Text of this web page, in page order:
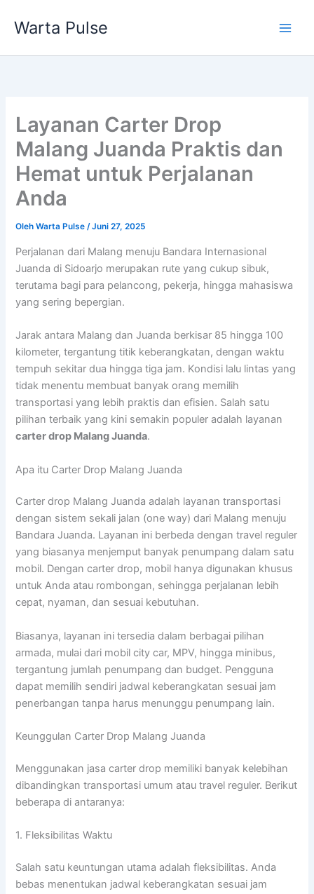
Warta Pulse
Layanan Carter Drop
Malang Juanda Praktis dan
Hemat untuk Perjalanan
Anda
OlehWarta Pulse/Juni 27, 2025
Perjalanan dari Malang menuju Bandara Internasional
Juanda di Sidoarjo merupakan rute yang cukup sibuk,
terutama bagi para pelancong, pekerja, hingga mahasiswa
yang sering bepergian.
Jarak antara Malang dan Juanda berkisar 85 hingga 100
kilometer, tergantung titik keberangkatan, dengan waktu
tempuh sekitar dua hingga tiga jam. Kondisi lalu lintas yang
tidak menentu membuat banyak orang memilih
transportasi yang lebih praktis dan efisien. Salah satu
pilihan terbaik yang kini semakin populer adalah layanan
carter drop Malang Juanda.
Apa itu Carter Drop Malang Juanda
Carter drop Malang Juanda adalah layanan transportasi
dengan sistem sekali jalan (one way) dari Malang menuju
Bandara Juanda. Layanan ini berbeda dengan travel reguler
yang biasanya menjemput banyak penumpang dalam satu
mobil. Dengan carter drop, mobil hanya digunakan khusus
untuk Anda atau rombongan, sehingga perjalanan lebih
cepat, nyaman, dan sesuai kebutuhan.
Biasanya, layanan ini tersedia dalam berbagai pilihan
armada, mulai dari mobil city car, MPV, hingga minibus,
tergantung jumlah penumpang dan budget. Pengguna
dapat memilih sendiri jadwal keberangkatan sesuai jam
penerbangan tanpa harus menunggu penumpang lain.
Keunggulan Carter Drop Malang Juanda
Menggunakan jasa carter drop memiliki banyak kelebihan
dibandingkan transportasi umum atau travel reguler. Berikut
beberapa di antaranya:
1. Fleksibilitas Waktu
Salah satu keuntungan utama adalah fleksibilitas. Anda
bebas menentukan jadwal keberangkatan sesuai jam